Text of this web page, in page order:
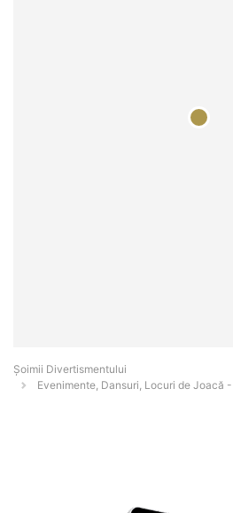
Şoimii Divertismentului
Evenimente, Dansuri, Locuri de Joacă